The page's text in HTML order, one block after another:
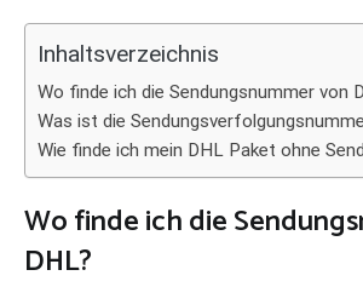
Inhaltsverzeichnis
Wo finde ich die Sendungsnummer von
Was ist die
Wie finde ich mein DHL Paket ohne
Wo finde ich die
DHL?